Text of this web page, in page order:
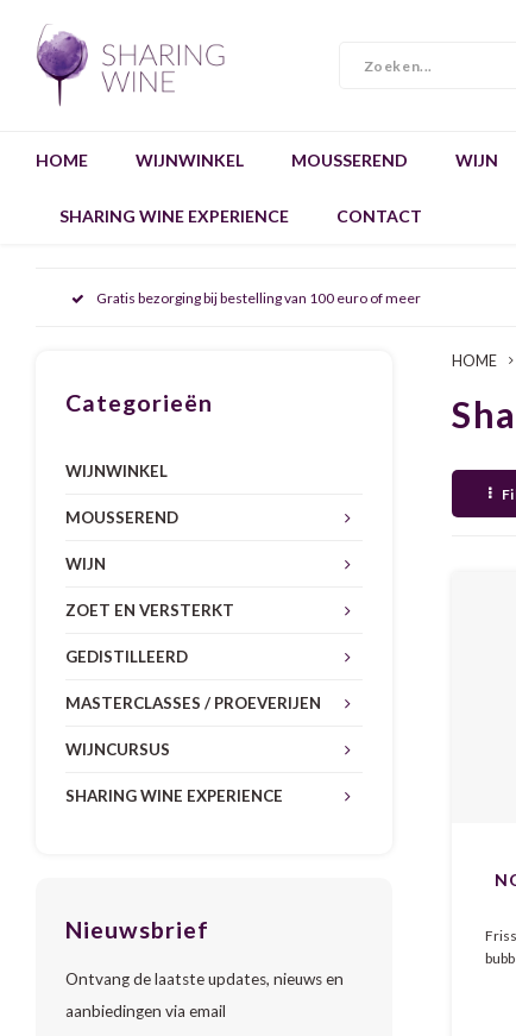
HOME WIJNWINKEL MOUSSEREND WIJN
SHARING WINE EXPERIENCE CONTACT
Gratis bezorging bij bestelling van 100 euro of meer
Categorieën
WIJNWINKEL
MOUSSEREND
WIJN
ZOET EN VERSTERKT
GEDISTILLEERD
MASTERCLASSES / PROEVERIJEN
WIJNCURSUS
SHARING WINE EXPERIENCE
Nieuwsbrief
Ontvang de laatste updates, nieuws en
aanbiedingen via email
HOME
Een